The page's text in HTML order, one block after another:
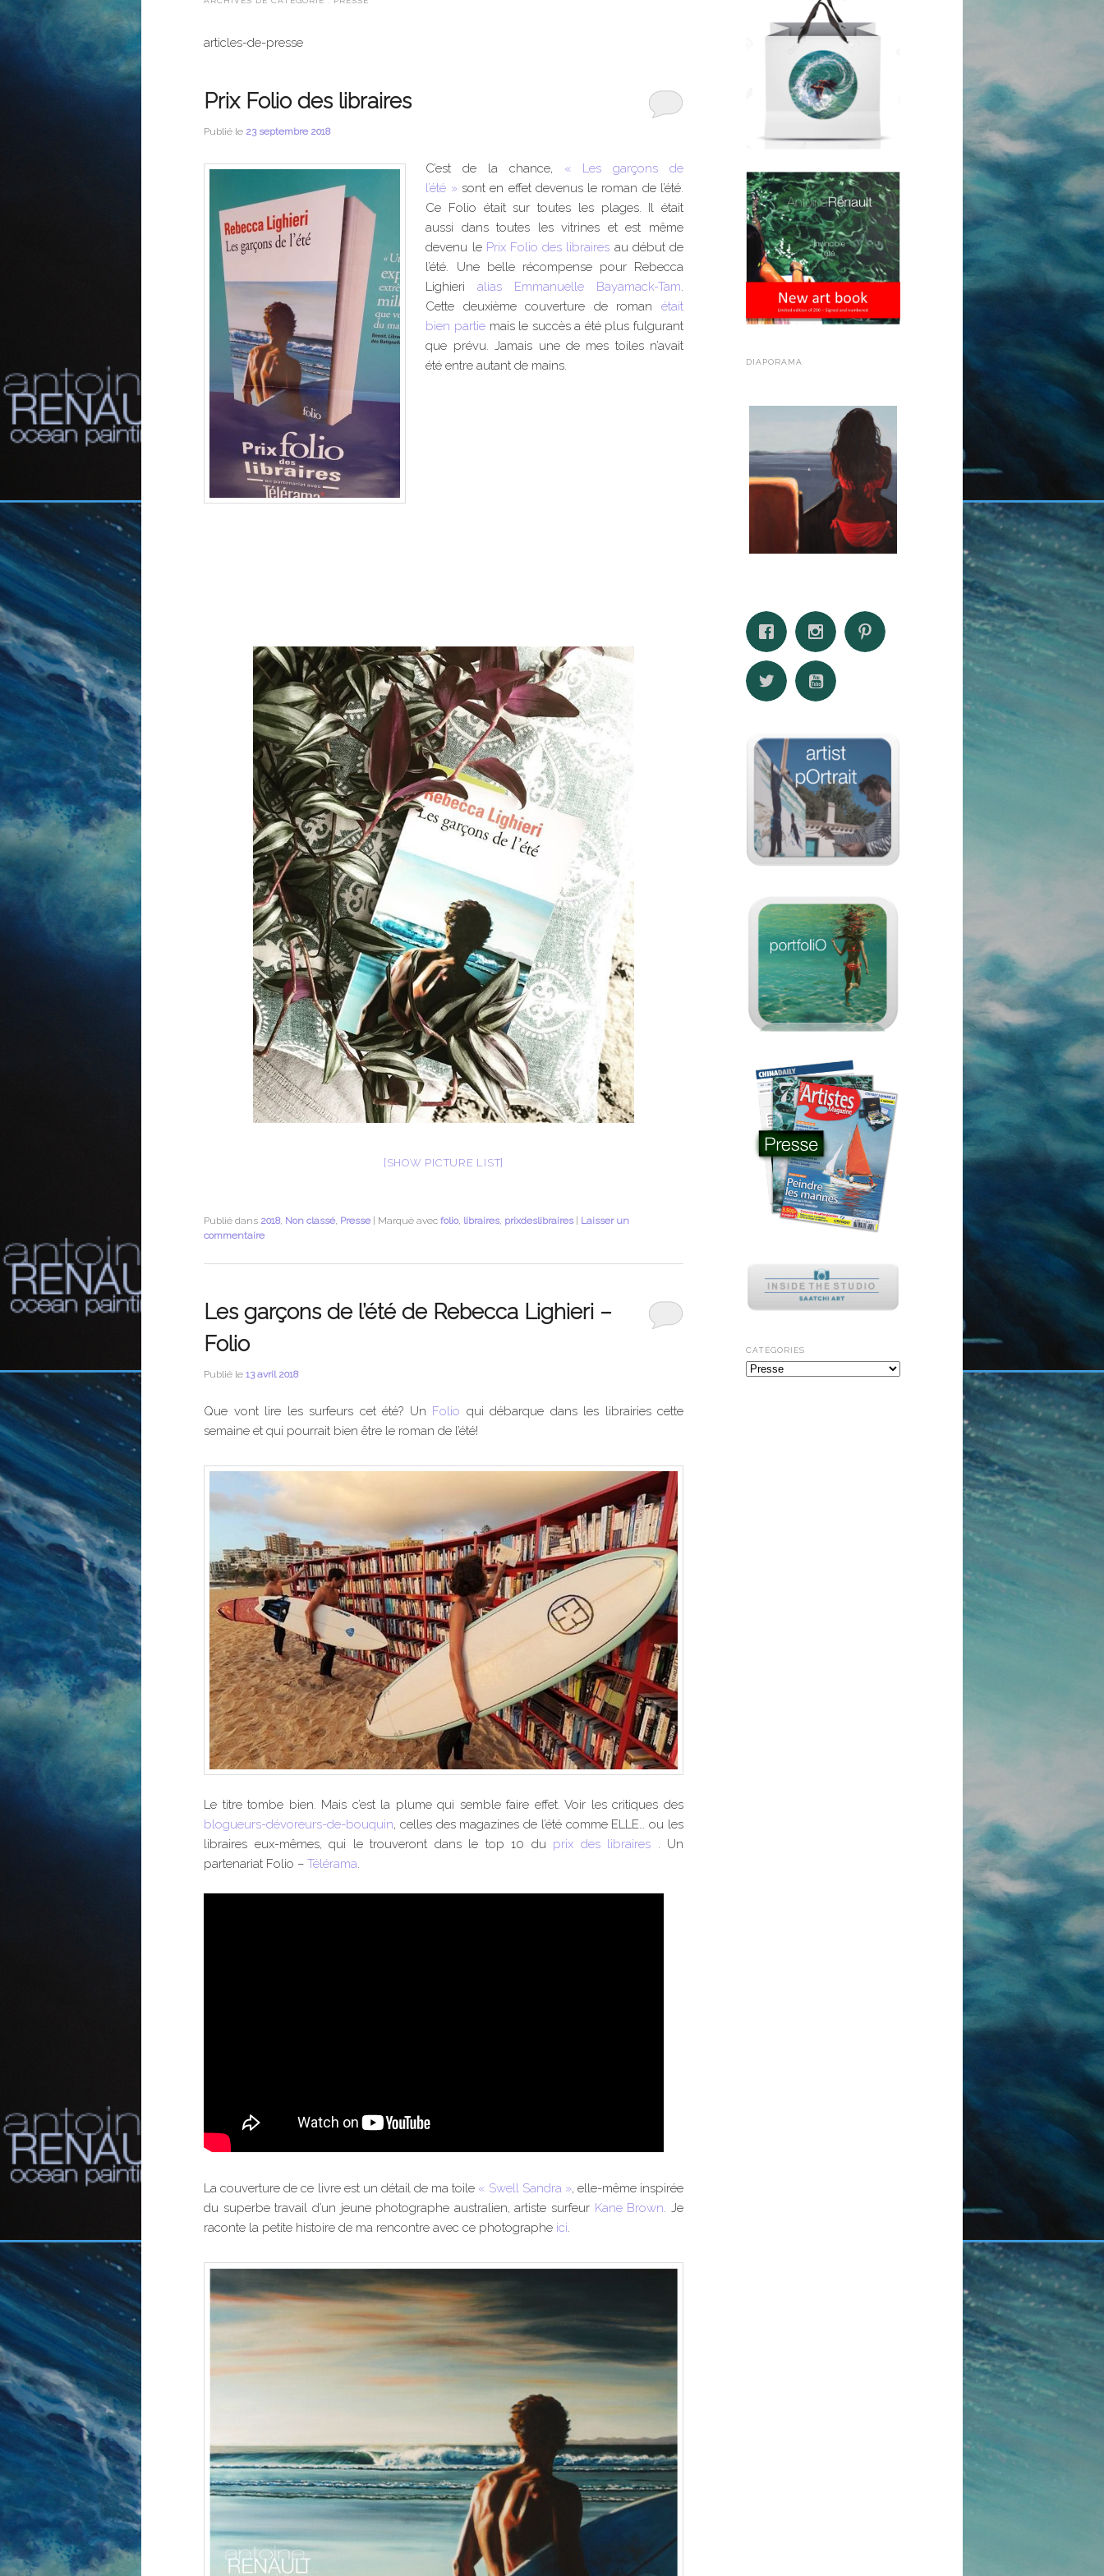
articles-de-presse
Prix Folio des libraires
Publié le 23 septembre 2018
C’est de la chance, « Les garçons de
l’été »sont en effet devenus le roman de l’été.
Ce Folio était sur toutes les plages. Il était
aussi dans toutes les vitrines et est même
devenu le Prix Folio des libraires au début de
l’été. Une belle récompense pour Rebecca
Lighierialias Emmanuelle Bayamack-Tam.
Cette deuxième couverture de roman était
bien partiemais le succès a été plus fulgurant
que prévu. Jamais une de mes toiles n’avait
été entre autant de mains.
[SHOW PICTURE LIST]
Publié dans 2018, Non classé, Presse Marqué avec folio, libraires, prixdeslibraires
Laisser un
commentaire
Les garçons de l’été de Rebecca Lighieri –
Folio
Publié le 13 avril 2018
Que vont lire les surfeurs cet été? Un Folio qui débarque dans les librairies cette
semaine et qui pourrait bien être le roman de l’été!
Le titre tombe bien. Mais c’est la plume qui semble faire effet. Voir les critiques des
blogueurs-dévoreurs-de-bouquin, celles des magazines de l’été comme ELLE… ou les
libraires eux-mêmes, qui le trouveront dans le top 10 du prix des libraires . Un
partenariat Folio – Télérama.
La couverture de ce livre est un détail de ma toile « Swell Sandra », elle-même inspirée
du superbe travail d’un jeune photographe australien, artiste surfeur Kane Brown. Je
raconte la petite histoire de ma rencontre avec ce photographe ici.
DIAPORAMA
CATÉGORIES
Catégories